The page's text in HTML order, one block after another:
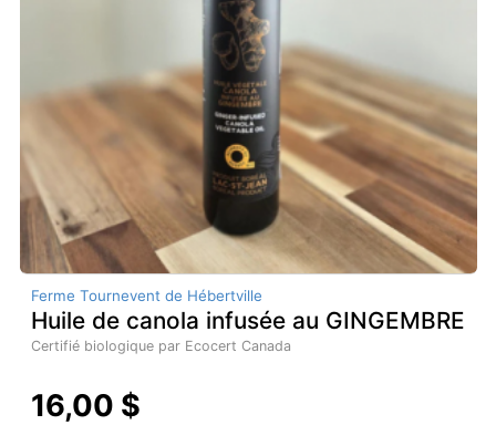
Ferme Tournevent de Hébertville
Huile de canola infusée au GINGEMBRE
Certifié biologique par Ecocert Canada
16,00 $